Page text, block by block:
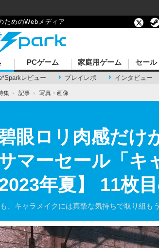
ためのWebメディア
レビュー プレイレポ インタビュー
PCゲーム 家庭用ゲーム セール
集 › 記事 › 写真・画像
眼ロリ肉感だけ
マーセール「キ
年夏】 11枚
、キャラメイクには真摯な気持ちで取り組もう